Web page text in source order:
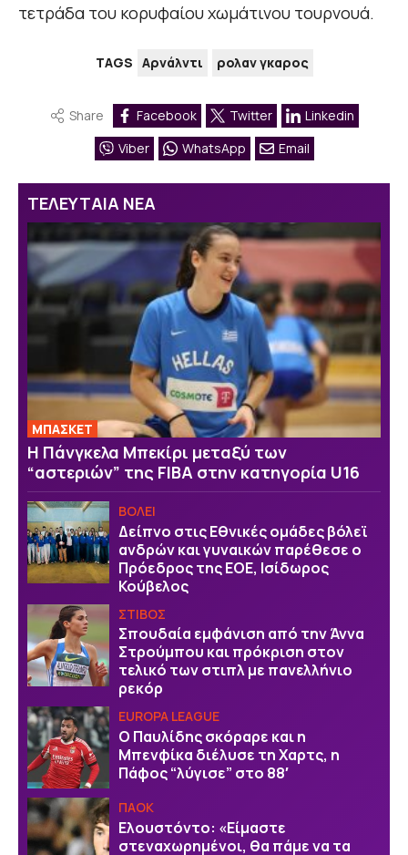
τετράδα του κορυφαίου χωμάτινου τουρνουά.
TAGS Αρνάλντι ρολαν γκαρος
Share Facebook Twitter
Linkedin
Viber
WhatsApp Email
ΤΕΛΕΥΤΑΙΑ ΝΕΑ
ΜΠΑΣΚΕΤ
H Πάνγκελα Μπεκίρι μεταξύ των
“αστεριών” της FIBA στην κατηγορία U16
ΒOΛΕΙ
Δείπνο στις Εθνικές ομάδες βόλεϊ
ανδρών και γυναικών παρέθεσε ο
Πρόεδρος της ΕΟΕ, Ισίδωρος
Κούβελος
ΣΤΙΒΟΣ
Σπουδαία εμφάνιση από την Άννα
Στρούμπου και πρόκριση στον
τελικό των στιπλ με πανελλήνιο
ρεκόρ
EUROPA LEAGUE
Ο Παυλίδης σκόραρε και η
Μπενφίκα διέλυσε τη Χαρτς, η
Πάφος “λύγισε” στο 88′
ΠΑΟΚ
Ελουστόντο: «Είμαστε
στεναχωρημένοι, θα πάμε να τα